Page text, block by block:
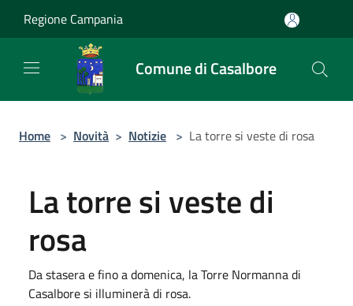
Regione Campania
Comune di Casalbore
Home > Novità > Notizie > La torre si veste di rosa
La torre si veste di
rosa
Da stasera e fino a domenica, la Torre Normanna di
Casalbore si illuminerà di rosa.